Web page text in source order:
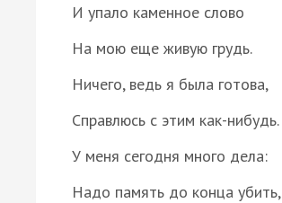
И упало каменное слово
На мою еще живую грудь.
Ничего, ведь я была готова,
Справлюсь с этим как-нибудь.
У меня сегодня много дела:
Надо память до конца убить,